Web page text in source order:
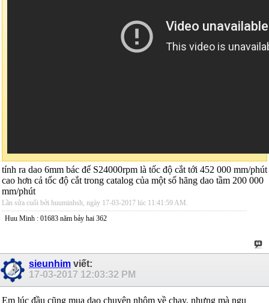
tính ra dao 6mm bác để S24000rpm là tốc độ cắt tới 452 000 mm/phút
cao hơn cả tốc độ cắt trong catalog của một số hãng dao tầm 200 000
mm/phút
Lần sửa cuối bởi huuminhsh, ngày 17-03-2017 lúc 11:41:59 AM .
Huu Minh : 01683 năm bảy hai 362
sieunhim viết:
17-03-2017 12:03:32 PM
Em lúc đầu cũng mua dao chuyên nhôm về chạy, nhưng mà ngu